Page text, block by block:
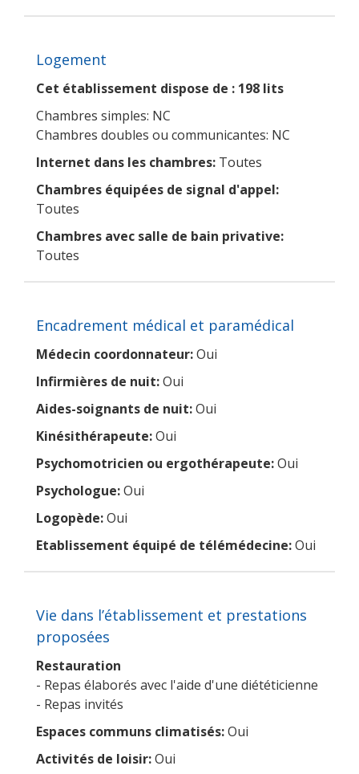
Logement
Cet établissement dispose de : 198 lits
Chambres simples: NC
Chambres doubles ou communicantes: NC
Internet dans les chambres: Toutes
Chambres équipées de signal d'appel:
Toutes
Chambres avec salle de bain privative:
Toutes
Encadrement médical et paramédical
Médecin coordonnateur:Oui
Infirmières de nuit:Oui
Aides-soignants de nuit:Oui
Kinésithérapeute:Oui
Psychomotricien ou ergothérapeute:Oui
Psychologue:Oui
Logopède:Oui
Etablissement équipé de télémédecine:Oui
Vie dans l’établissement et prestations
proposées
Restauration
- Repas élaborés avec l'aide d'une diététicienne
- Repas invités
Espaces communs climatisés:Oui
Activités de loisir:Oui